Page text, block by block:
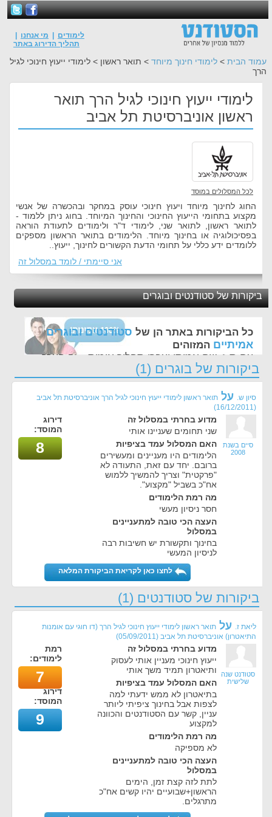
לימודים מי אנחנו
תהליך הדירוג באתר
עמוד הבית > לימודי חינוך מיוחד > תואר ראשון > לימודי ייעוץ חינוכי לגיל
הרך
לימודי ייעוץ חינוכי לגיל הרך תואר
ראשון אוניברסיטת תל אביב
לכל המסלולים במוסד
החוג לחינוך מיוחד ויעוץ חינוכי עוסק במחקר ובהכשרה של אנשי
מקצוע בתחומי הייעוץ החינוכי והחינוך המיוחד. בחוג ניתן ללמוד -
לתואר ראשון, לתואר שני, לימודי ד"ר ולימודים לתעודת הוראה
בפסיכולוגיה או בחינוך מיוחד. הלימודים בתואר הראשון מספקים
ללומדים ידע כללי על תחומי הדעת הקשורים לחינוך, ייעוץ..
אני סיימתי / לומד במסלול זה
ביקורות של סטודנטים ובוגרים
כל הביקורות באתר הן של סטודנטים ובוגרים
אמיתיים המזוהים
עם ת.ז, שם אמיתי ועברו תהליך אימות - זה הערך
החשוב לנו ביותר באתר
ביקורות של בוגרים (1)
סיון ש. על תואר ראשון לימודי ייעוץ חינוכי לגיל הרך אוניברסיטת תל אביב
(16/12/2011)
סיים בשנת
2008
מדוע בחרתי במסלול זה
שני תחומים שעניינו אותי
האם המסלול עמד בציפיות
הלימודים היו מעניינים ומעשירים
ברובם. יחד עם זאת, התעודה לא
"פרקטית" וצריך להמשיך ללמוש
אח"כ בשביל "מקצוע".
מה רמת הלימודים
חסר ניסיון מעשי
העצה הכי טובה למתעניינים
במסלול
בחינוך ותקשורת יש חשיבות רבה
לניסיון המעשי
דירוג
המוסד:
8
לחצו כאן לקריאת הביקורת המלאה
ביקורות של סטודנטים (1)
ליאת ז. על תואר ראשון לימודי ייעוץ חינוכי לגיל הרך (דו חוגי עם אומנות
התיאטרון) אוניברסיטת תל אביב (
05/09/2011
)
סטודנט שנה
שלישית
מדוע בחרתי במסלול זה
ייעוץ חינוכי מעניין אותי לעסוק
ותיאטרון תמיד משך אותי
האם המסלול עמד בציפיות
בתיאטרון לא ממש ידעתי למה
לצפות אבל בחינוך ציפיתי ליותר
עניין, קשר עם הסטודנטים והכוונה
למקצוע
מה רמת הלימודים
לא מספיקה
העצה הכי טובה למתעניינים
במסלול
לתת לזה קצת זמן, הימים
הראשון+שבועיים יהיו קשים אח"כ
מתרגלים.
רמת
לימודים:
7
דירוג
המוסד:
9